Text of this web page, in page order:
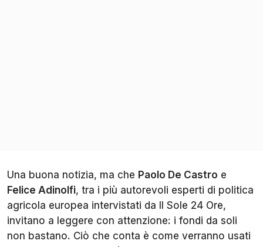
Una buona notizia, ma che Paolo De Castro e
Felice Adinolfi, tra i più autorevoli esperti di politica
agricola europea intervistati da I
l Sole 24 Ore,
invitano a leggere con attenzione: i fondi da soli
non bastano. Ciò che conta è come verranno usati